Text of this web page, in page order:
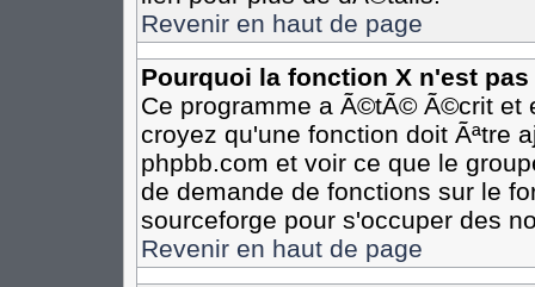
Revenir en haut de page
Pourquoi la fonction X n'est
Ce programme a Ã©tÃ© Ã©crit et
croyez qu'une fonction doit Ãªtre
phpbb.com et voir ce que le
de demande de fonctions sur le
sourceforge pour s'occuper des
Revenir en haut de page